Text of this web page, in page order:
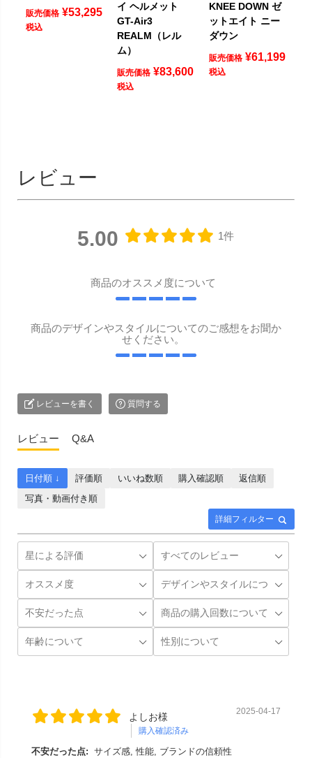
販売価格 ¥53,295
税込
イ ヘルメット
GT-Air3
REALM（レル
ム）
販売価格 ¥83,600
税込
KNEE DOWN ゼ
ットエイト ニー
ダウン
販売価格 ¥61,199
税込
レビュー
5.00 1件
商品のオススメ度について
商品のデザインやスタイルについてのご感想をお聞か
せください。
レビューを書く 質問する
レビュー Q&A
詳細フィルター
日付順 ↓ 評価順 いいね数順 購入確認順
返信順
写真・動画付き順
よしお様
購入確認済み
2025-04-17
不安だった点: サイズ感, 性能, ブランドの信頼性